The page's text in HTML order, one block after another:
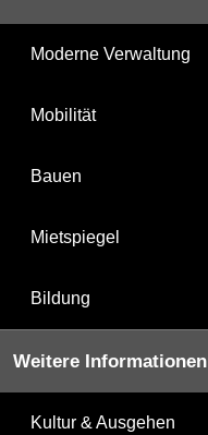
Moderne Verwaltung
Mobilität
Bauen
Mietspiegel
Bildung
Weitere Informationen
Kultur & Ausgehen